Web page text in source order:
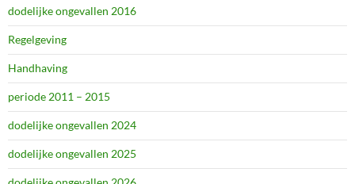
dodelijke ongevallen 2016
Regelgeving
Handhaving
periode 2011 – 2015
dodelijke ongevallen 2024
dodelijke ongevallen 2025